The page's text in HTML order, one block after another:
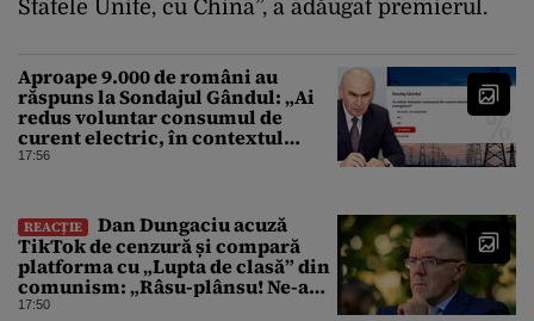
Statele Unite, cu China”, a adăugat premierul.
Aproape 9.000 de români au
răspuns la Sondajul Gândul: „Ai
redus voluntar consumul de
curent electric, în contextul
crizei energetice?” Rezultatul a
17:56
REACȚIE
Dan Dungaciu acuză
TikTok de cenzură și compară
platforma cu „Lupta de clasă” din
comunism: „Râsu-plânsu! Ne-am
întors de unde am plecat!”
17:50